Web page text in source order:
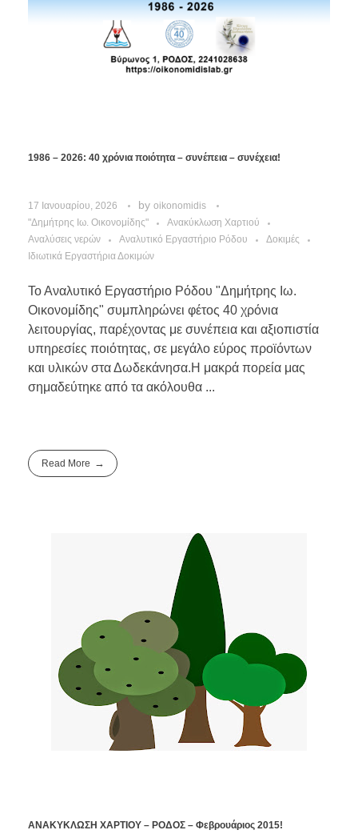
1986 – 2026: 40 χρόνια ποιότητα – συνέπεια – συνέχεια!
17 Ιανουαρίου, 2026 by oikonomidis
"Δημήτρης Ιω. Οικονομίδης"
Ανακύκλωση Χαρτιού
Αναλύσεις νερών
Αναλυτικό Εργαστήριο Ρόδου
Δοκιμές
Ιδιωτικά Εργαστήρια Δοκιμών
Το Αναλυτικό Εργαστήριο Ρόδου "Δημήτρης Ιω.
Οικονομίδης" συμπληρώνει φέτος 40 χρόνια
λειτουργίας, παρέχοντας με συνέπεια και αξιοπιστία
υπηρεσίες ποιότητας, σε μεγάλο εύρος προϊόντων
και υλικών στα Δωδεκάνησα.Η μακρά πορεία μας
σημαδεύτηκε από τα ακόλουθα ...
Read More
ΑΝΑΚΥΚΛΩΣΗ ΧΑΡΤΙΟΥ – ΡΟΔΟΣ – Φεβρουάριος 2015!